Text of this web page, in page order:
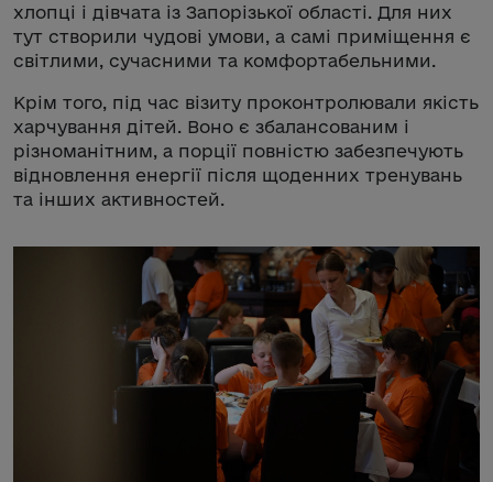
хлопці і дівчата із Запорізької області. Для них
тут створили чудові умови, а самі приміщення є
світлими, сучасними та комфортабельними.
Крім того, під час візиту проконтролювали якість
харчування дітей. Воно є збалансованим і
різноманітним, а порції повністю забезпечують
відновлення енергії після щоденних тренувань
та інших активностей.